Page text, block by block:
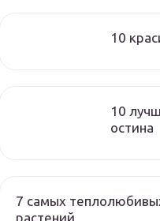
10
10
остина
7 самых
растений